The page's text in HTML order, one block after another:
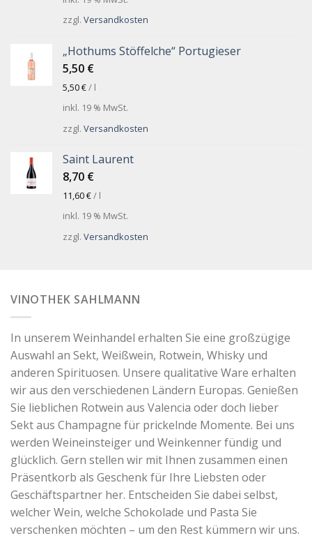
zzgl. Versandkosten
„Hothums Stöffelche“ Portugieser
5,50 €
5,50€/ l
inkl. 19 % MwSt.
zzgl. Versandkosten
Saint Laurent
8,70 €
11,60€/ l
inkl. 19 % MwSt.
zzgl. Versandkosten
VINOTHEK SAHLMANN
In unserem Weinhandel erhalten Sie eine großzügige
Auswahl an Sekt, Weißwein, Rotwein, Whisky und
anderen Spirituosen. Unsere qualitative Ware erhalten
wir aus den verschiedenen Ländern Europas. Genießen
Sie lieblichen Rotwein aus Valencia oder doch lieber
Sekt aus Champagne für prickelnde Momente. Bei uns
werden Weineinsteiger und Weinkenner fündig und
glücklich. Gern stellen wir mit Ihnen zusammen einen
Präsentkorb als Geschenk für Ihre Liebsten oder
Geschäftspartner her. Entscheiden Sie dabei selbst,
welcher Wein, welche Schokolade und Pasta Sie
verschenken möchten – um den Rest kümmern wir uns.